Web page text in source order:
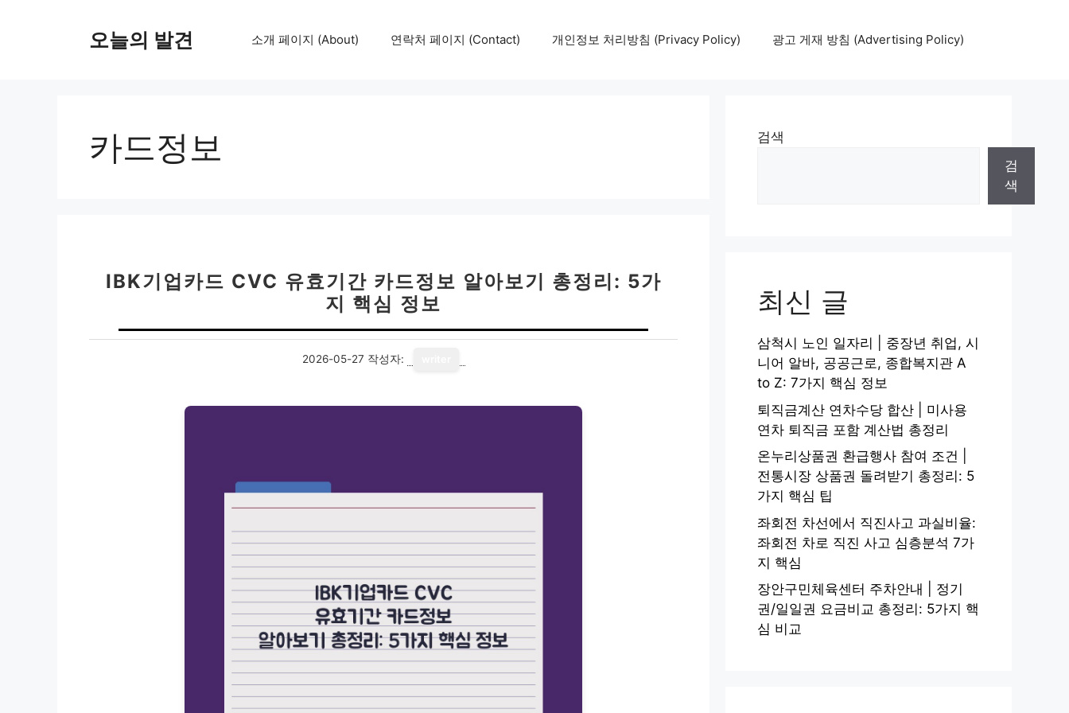
오늘의 발견 소개 페이지 (About) 연락처 페이지 (Contact) 개인정보 처리방침 (Privacy Policy) 광고 게재 방침 (Advertising Policy)
카드정보
IBK기업카드 CVC 유효기간 카드정보 알아보기 총정리: 5가
지 핵심 정보
2026-05-27 작성자:
검색
검
색
최신 글
삼척시 노인 일자리 | 중장년 취업, 시
니어 알바, 공공근로, 종합복지관 A
to Z: 7가지 핵심 정보
퇴직금계산 연차수당 합산 | 미사용
연차 퇴직금 포함 계산법 총정리
온누리상품권 환급행사 참여 조건 |
전통시장 상품권 돌려받기 총정리: 5
가지 핵심 팁
좌회전 차선에서 직진사고 과실비율:
좌회전 차로 직진 사고 심층분석 7가
지 핵심
장안구민체육센터 주차안내 | 정기
권/일일권 요금비교 총정리: 5가지 핵
심 비교